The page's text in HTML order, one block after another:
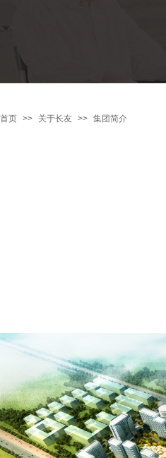
首页 >> 关于长友 >> 集团简介